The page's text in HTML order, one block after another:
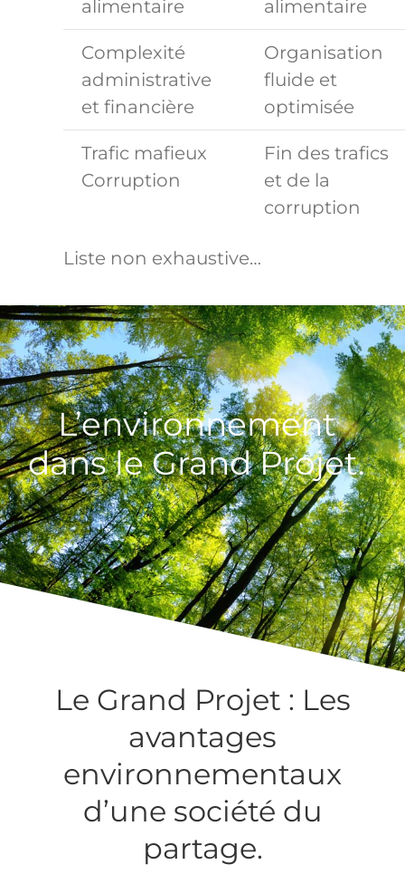
alimentaire alimentaire
Complexité
administrative
et financière
Organisation
fluide et
optimisée
Trafic mafieux
Corruption
Fin des trafics
et de la
corruption
Liste non exhaustive…
L’environnement
dans le Grand Projet.
Le Grand Projet : Les
avantages
environnementaux
d’une société du
partage.